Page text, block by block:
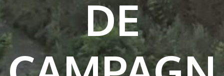
DE